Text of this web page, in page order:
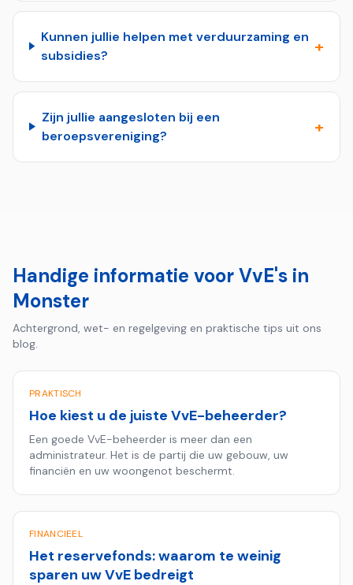
Kunnen jullie helpen met verduurzaming en
subsidies?
+
Zijn jullie aangesloten bij een
beroepsvereniging?
+
Handige informatie voor VvE's in
Monster
Achtergrond, wet- en regelgeving en praktische tips uit ons
blog.
PRAKTISCH
Hoe kiest u de juiste VvE-beheerder?
Een goede VvE-beheerder is meer dan een
administrateur. Het is de partij die uw gebouw, uw
financiën en uw woongenot beschermt.
FINANCIEEL
Het reservefonds: waarom te weinig
sparen uw VvE bedreigt